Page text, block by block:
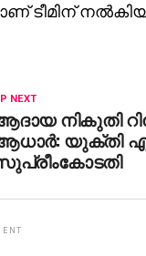
ടീമിന്
NEXT
നികുതി
യുക്തി